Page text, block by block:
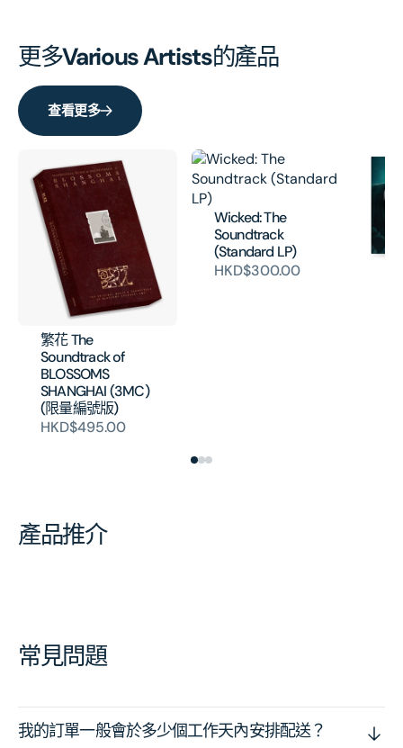
更多Various Artists的產品
查看更多
繁花 The
Soundtrack of
BLOSSOMS
SHANGHAI (3MC)
(限量編號版)
HKD$495.00
Wicked: The
Soundtrack
(Standard LP)
HKD$300.00
產品推介
常見問題
我的訂單一般會於多少個工作天內安排配送？